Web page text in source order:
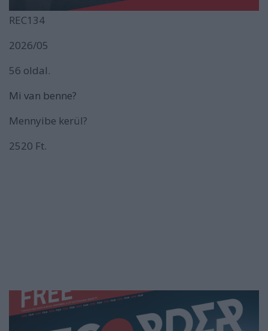
REC134
2026/05
56 oldal.
Mi van benne?
Mennyibe kerül?
2520 Ft.